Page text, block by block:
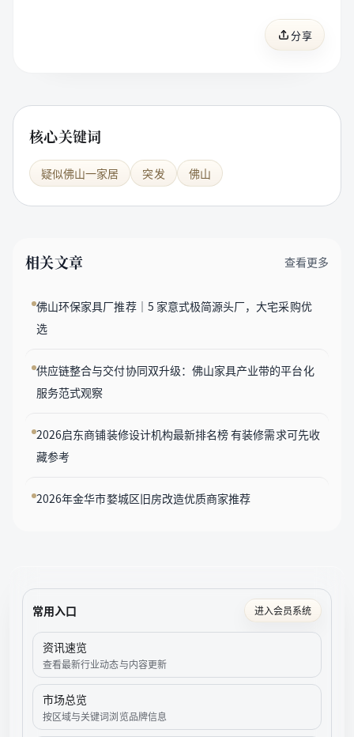
分享
核心关键词
疑似佛山一家居 突发 佛山
相关文章 查看更多
佛山环保家具厂推荐｜5 家意式极简源头厂，大宅采购优
选
供应链整合与交付协同双升级：佛山家具产业带的平台化
服务范式观察
2026启东商铺装修设计机构最新排名榜 有装修需求可先收
藏参考
2026年金华市婺城区旧房改造优质商家推荐
常用入口 进入会员系统
资讯速览
查看最新行业动态与内容更新
市场总览
按区域与关键词浏览品牌信息